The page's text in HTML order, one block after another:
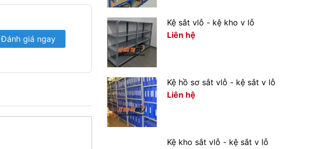
Đánh giá ngay
Kệ sắt vlỗ - kệ kho v lỗ
Liên hệ
Kệ hồ sơ sắt vlỗ - kệ sắt v lỗ
Liên hệ
Kệ kho sắt vlỗ - kệ sắt v lỗ